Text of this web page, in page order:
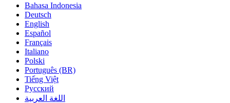
Bahasa Indonesia
Deutsch
English
Español
Français
Italiano
Polski
Português (BR)
Tiếng Việt
Русский
اللغة العربية